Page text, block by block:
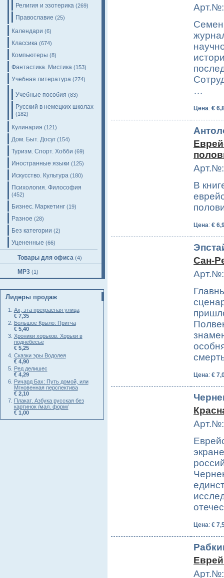
Религия и эзотерика (269)
Православие (25)
Календари (6)
Классика (674)
Компьютеры (8)
Фантастика. Мистика (153)
Учебная литература (274)
Учебные пособия (83)
Русский в немецких школах
(182)
Кулинария (121)
Дом. Быт. Досуг (154)
Туризм. Спорт. Хобби (69)
Иностранные языки (125)
Искусство. Культура (180)
Психология. Философия
(452)
Бизнес. Маркетинг (19)
Разное (28)
Без категории (2)
Уцененные (66)
Товары для офиса (4)
MP3 (1)
Лидеры продаж
Ах, эта прекрасная улица
€ 7,35
Большое Крыло: Притча
€ 5,40
Хроники хорьков. Хорьки в
поднебесье
€ 5,25
Сказки эры Водолея
€ 4,90
Ред делишес
€ 4,29
Ричард Бах: Путь домой, или
Мгновенная перспектива
€ 2,10
Плакат. Азбука русская без
картинок /мал. форм/
€ 1,00
Семен
…
Цена: €
В
Цена: €
Сан-
Цена: €
Цена: €